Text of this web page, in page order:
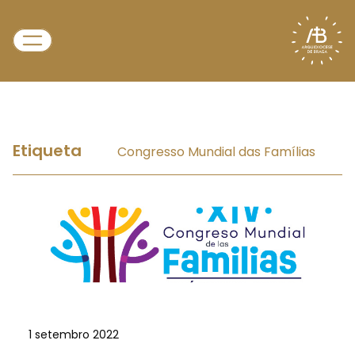
Etiqueta Congresso Mundial das Famílias
1 setembro 2022